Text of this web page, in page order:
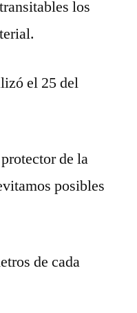
los
el 25 del
de la
posibles
de cada